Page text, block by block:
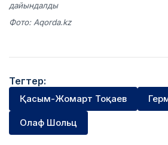
дайындалды
Фото: Aqorda.kz
Тегтер:
Қасым-Жомарт Тоқаев
Олаф Шольц